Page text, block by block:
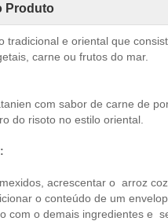
Produto
tradicional e oriental que
carne ou frutos do mar.
com sabor de carne de
do risoto no estilo oriental.
acrescentar o arroz
o conteúdo de um
com o demais ingredientes e